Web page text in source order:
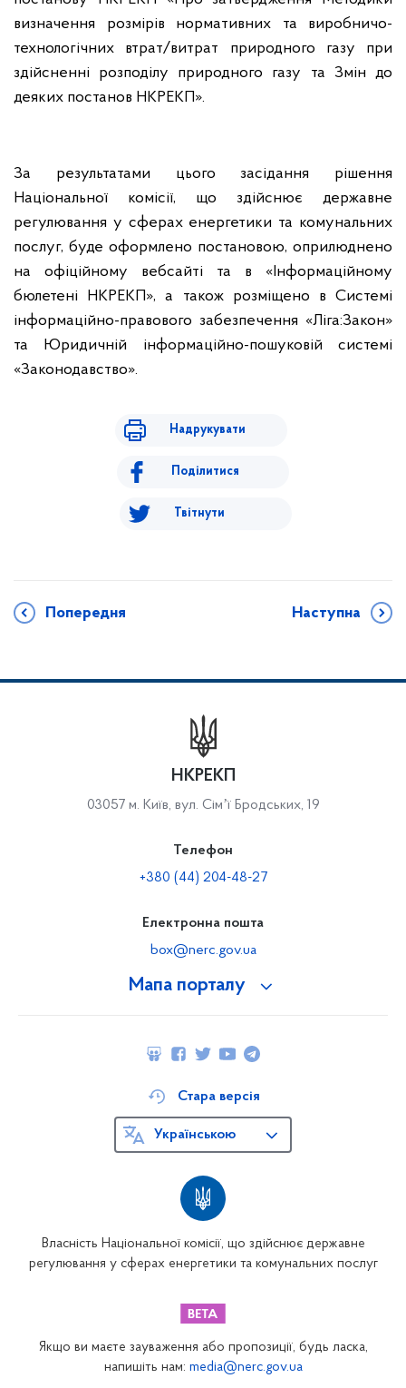
визначення розмірів нормативних та виробничо-
технологічних втрат/витрат природного газу при
здійсненні розподілу природного газу та Змін до
деяких постанов НКРЕКП».
За результатами цього засідання рішення
Національної комісії, що здійснює державне
регулювання у сферах енергетики та комунальних
послуг, буде оформлено постановою, оприлюднено
на офіційному вебсайті та в «Інформаційному
бюлетені НКРЕКП», а також розміщено в Системі
інформаційно-правового забезпечення «Ліга:Закон»
та Юридичній інформаційно-пошуковій системі
«Законодавство».
Надрукувати
Поділитися
Твітнути
Попередня Наступна
Мапа порталу
НКРЕКП
03057 м. Київ, вул. Сімʼї Бродських, 19
Телефон
+380 (44) 204-48-27
Електронна пошта
box@nerc.gov.ua
Власність Національної комісії, що здійснює державне
регулювання у сферах енергетики та комунальних послуг
Стара версія
Українською
Якщо ви маєте зауваження або пропозиції, будь ласка,
напишіть нам: media@nerc.gov.ua